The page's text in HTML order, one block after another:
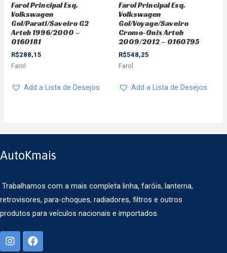
Farol Principal Esq.
Volkswagen
Gol/Parati/Saveiro G2
Arteb 1996/2000 –
0160181
R$288,15
Farol
Add a Lista de Desejos
Farol Principal Esq.
Volkswagen
Gol/Voyage/Saveiro
Cromo-Onix Arteb
2009/2012 – 0160795
R$548,25
Farol
Add a Lista de Desejos
AutoKmais
Trabalhamos com a mais completa linha, faróis, lanterna,
retrovisores, para-choques, radiadores, filtros e outros
produtos para veículos nacionais e importados.